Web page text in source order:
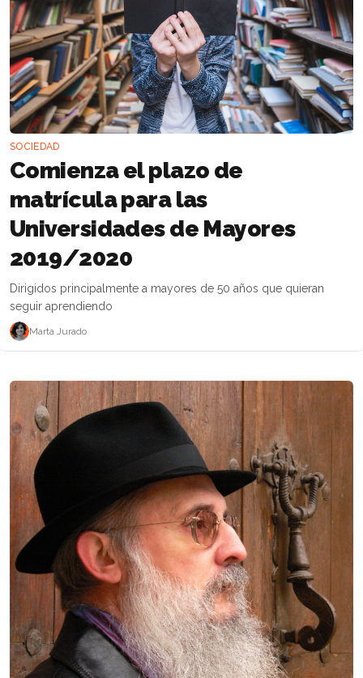
SOCIEDAD
Comienza el plazo de
matrícula para las
Universidades de Mayores
2019/2020
Dirigidos principalmente a mayores de 50 años que quieran
seguir aprendiendo
Marta Jurado